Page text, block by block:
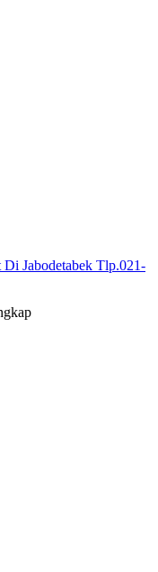
Di Jabodetabek Tlp.021-